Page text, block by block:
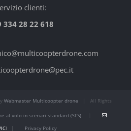
clienti:
334 28 22 618
Webmaster Multicoopter drone | All Rights
al volo in scenari standard (STS)
|
| Privacy Policy